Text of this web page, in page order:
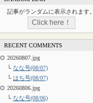
記事がランダムに表示されます。
RECENT COMMENTS
20260807.jpg
└ なな号(08/07)
└ はち号(08/07)
20260806.jpg
└ なな号(08/06)